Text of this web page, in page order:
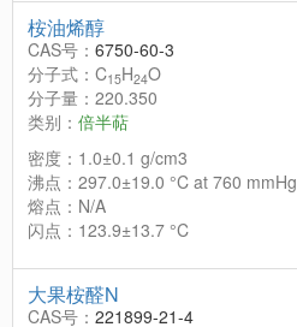
桉油烯醇
CAS号： 6750-60-3
分子式：C15H24O
分子量：220.350
类别： 倍半萜
密度：1.0±0.1 g/cm3
沸点：297.0±19.0 °C at 760 mmHg
熔点：N/A
闪点：123.9±13.7 °C
大果桉醛N
CAS号： 221899-21-4